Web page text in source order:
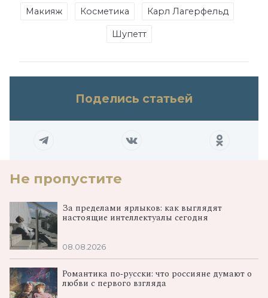
Макияж Косметика Карл Лагерфельд
Шупетт
Поделись статьей
Не пропустите
За пределами ярлыков: как выглядят
настоящие интеллектуалы сегодня
08.08.2026
Романтика по‑русски: что россияне думают о
любви с первого взгляда